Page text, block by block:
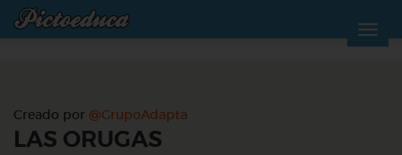
Creado por @GrupoAdapta
LAS ORUGAS